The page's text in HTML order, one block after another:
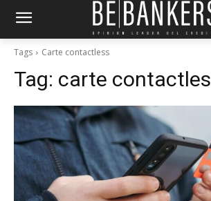
Tags Carte contactless
Tag: carte